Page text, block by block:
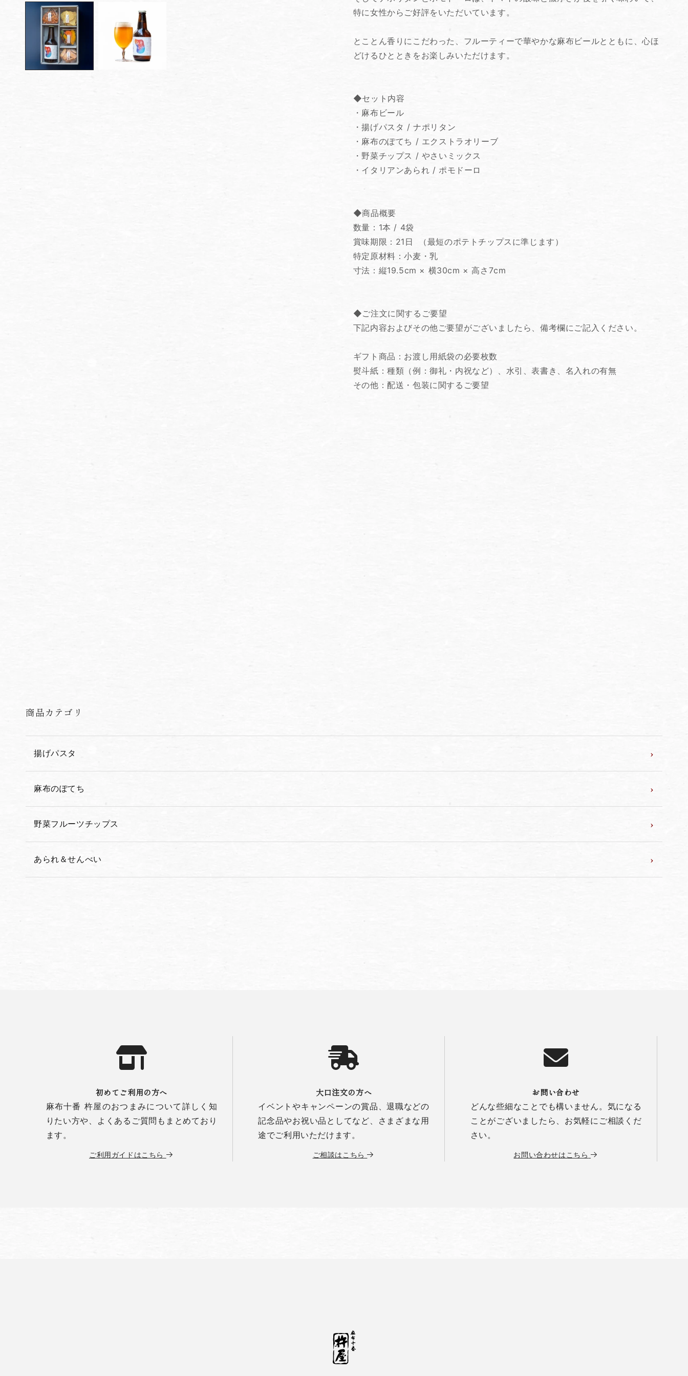
ト
の
量
を
の
量
を
特に女性からご好評をいただいています。
とことん香りにこだわった、フルーティーで華やかな麻布ビールとともに、心ほ
どけるひとときをお楽しみいただけます。
◆セット内容
・麻布ビール
・揚げパスタ / ナポリタン
・麻布のぽてち / エクストラオリーブ
・野菜チップス / やさいミックス
・イタリアンあられ / ポモドーロ
◆商品概要
数量：1本 / 4袋
賞味期限：21日 （最短のポテトチップスに準じます）
特定原材料：小麦・乳
寸法：縦19.5cm × 横30cm × 高さ7cm
◆ご注文に関するご要望
下記内容およびその他ご要望がございましたら、備考欄にご記入ください。
ギフト商品：お渡し用紙袋の必要枚数
熨斗紙：種類（例：御礼・内祝など）、水引、表書き、名入れの有無
その他：配送・包装に関するご要望
商品カテゴリ
揚げパスタ ›
麻布のぽてち ›
野菜フルーツチップス ›
あられ＆せんべい ›
初めてご利用の方へ
麻布十番 杵屋のおつまみについて詳しく知
りたい方や、よくあるご質問もまとめており
ます。
ご利用ガイドはこちら
大口注文の方へ
イベントやキャンペーンの賞品、退職などの
記念品やお祝い品としてなど、さまざまな用
途でご利用いただけます。
ご相談はこちら
お問い合わせ
どんな些細なことでも構いません。気になる
ことがございましたら、お気軽にご相談くだ
さい。
お問い合わせはこちら